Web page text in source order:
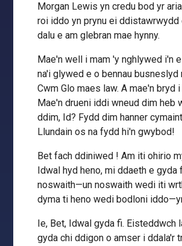
Morgan Lewis yn credu bod yr
roi iddo yn prynu ei ddistawrwydd
dalu e am glebran mae hynny.
Mae'n well i mam 'y nghlywed i'n
na'i glywed e o bennau busneslyd
Cwm Glo maes law. A mae'n bryd
Mae'n drueni iddi wneud dim heb
ddim, Id? Fydd dim hanner
Llundain os na fydd hi'n gwybod!
Bet fach ddiniwed ! Am iti ohirio
Idwal hyd heno, mi ddaeth e gyda
noswaith—un noswaith wedi iti
dyma ti heno wedi bodloni
Ie, Bet, Idwal gyda fi. Eisteddwch
gyda chi ddigon o amser i ddala'r